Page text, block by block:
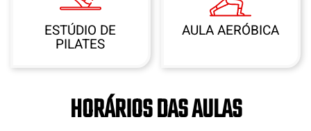
ESTÚDIO DE
PILATES
AULA AERÓBICA
HORÁRIOS DAS AULAS